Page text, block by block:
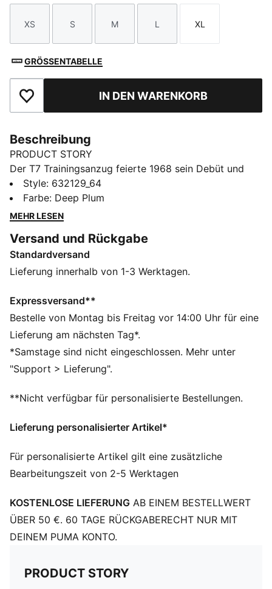
Größe
XS
Größe
S
Größe
M
Größe
L
Größe
XL
GRÖSSENTABELLE
Zu Favoriten hinzufügenIN DEN WARENKORB
Beschreibung
PRODUCT STORY
Der T7 Trainingsanzug feierte 1968 sein Debüt und
setzt seitdem neue Maßstäbe. Bis heute ist er ein
zeitloses Streetwear-Essential – unverkennbar durch
seinen klassischen Schnitt, die schmal zulaufenden
ist er zurück: mit modernem Vibe und raffinierten
Details – der perfekte Mix aus Tradition und neuer
Energie für eine neue Generation.
Hergestellt aus mindestens 20 % recycelter
Baumwolle.
DETAILS
Passform: Slim
Hauptmaterial Single Jersey
Ausschnitt: Gerippter Rundhalsausschnitt
Gerippte Bündchen
Ikonische PUMA T7(7 cm) Streifen entlang der Ärmel
Style: 632129_64
Farbe: Deep Plum
MEHR LESEN
Versand und Rückgabe
Standardversand
Lieferung innerhalb von 1-3 Werktagen.
Expressversand**
Bestelle von Montag bis Freitag vor 14:00 Uhr für eine
Lieferung am nächsten Tag*.
*Samstage sind nicht eingeschlossen. Mehr unter
"Support > Lieferung".
**Nicht verfügbar für personalisierte Bestellungen.
Lieferung personalisierter Artikel*
Für personalisierte Artikel gilt eine zusätzliche
Bearbeitungszeit von 2-5 Werktagen
KOSTENLOSE LIEFERUNG AB EINEM BESTELLWERT
ÜBER 50 €. 60 TAGE RÜCKGABERECHT NUR MIT
DEINEM PUMA KONTO.
PRODUCT STORY